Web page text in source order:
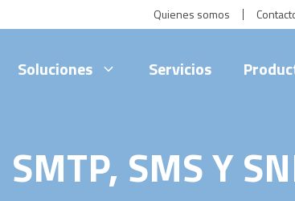
Quienes somos
Soluciones Servicios
SMTP, SMS Y